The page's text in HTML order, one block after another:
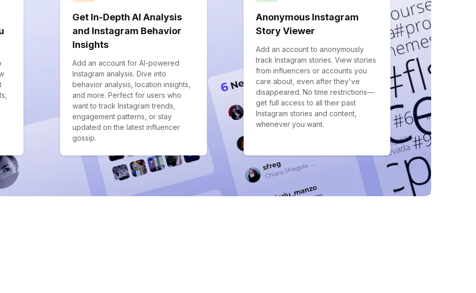
Get In-Depth AI Analysis
and Instagram Behavior
Insights
Add an account for AI-powered
Instagram analysis. Dive into
behavior analysis, location insights,
and more. Perfect for users who
want to track Instagram trends,
engagement patterns, or stay
updated on the latest influencer
gossip.
Anonymous Instagram
Story Viewer
Add an account to anonymously
track Instagram stories. View stories
from influencers or accounts you
care about, even after they've
disappeared. No time restrictions—
get full access to all their past
Instagram stories and content,
whenever you want.